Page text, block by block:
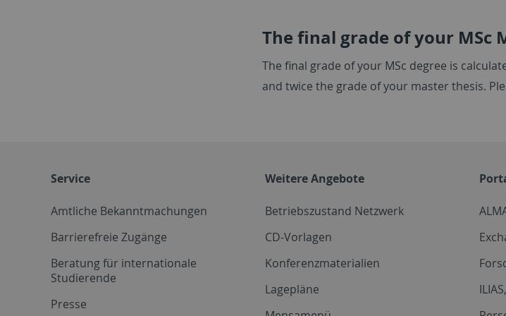
The final grade of your MSc
The final grade of your MSc degree is
and twice the grade of your master thesis.
Service
Amtliche Bekanntmachungen
Barrierefreie Zugänge
Beratung für internationale
Studierende
Presse
Weitere Angebote
Betriebszustand Netzwerk
CD-Vorlagen
Konferenzmaterialien
Lagepläne